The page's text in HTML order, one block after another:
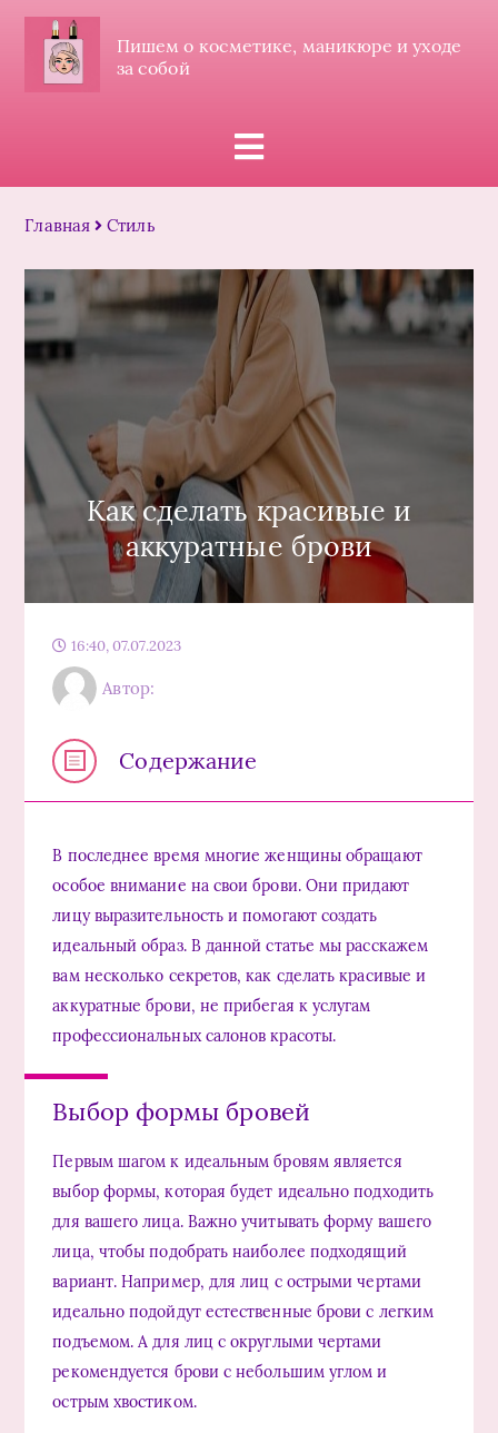
Пишем о косметике, маникюре и уходе
за собой
Главная Стиль
Как сделать красивые и
аккуратные брови
16:40, 07.07.2023
Автор:
Содержание
В последнее время многие женщины обращают
особое внимание на свои брови. Они придают
лицу выразительность и помогают создать
идеальный образ. В данной статье мы расскажем
вам несколько секретов, как сделать красивые и
аккуратные брови, не прибегая к услугам
профессиональных салонов красоты.
Выбор формы бровей
Первым шагом к идеальным бровям является
выбор формы, которая будет идеально подходить
для вашего лица. Важно учитывать форму вашего
лица, чтобы подобрать наиболее подходящий
вариант. Например, для лиц с острыми чертами
идеально подойдут естественные брови с легким
подъемом. А для лиц с округлыми чертами
рекомендуется брови с небольшим углом и
острым хвостиком.